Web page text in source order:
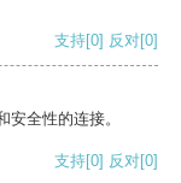
支持[0] 反对[0]
全性的连接。
支持[0] 反对[0]